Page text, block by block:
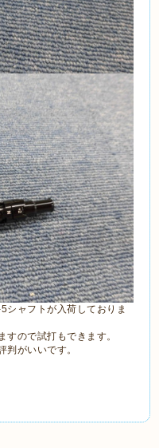
ャフトが入荷しておりま
ので試打もできます。
判がいいです。